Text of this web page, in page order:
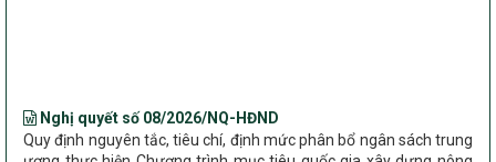
Quy định nguyên tắc, tiêu chí, định mức phân bổ ngân sách trung
ương thực hiện Chương trình mục tiêu quốc gia xây dựng nông